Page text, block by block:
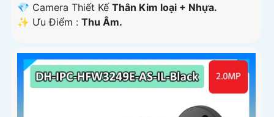
💎 Camera Thiết Kế Thân Kim loại + Nhựa.
️✨ Ưu Điểm : Thu Âm.